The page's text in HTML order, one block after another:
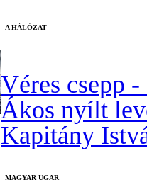
A HÁLÓZAT
Véres csepp
Ákos nyílt
Kapitány
MAGYAR UGAR